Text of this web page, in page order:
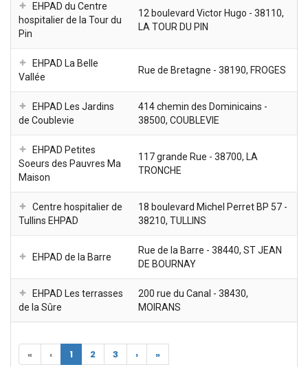
EHPAD du Centre
hospitalier de la Tour du
Pin
12 boulevard Victor Hugo - 38110,
LA TOUR DU PIN
EHPAD La Belle
Vallée
Rue de Bretagne - 38190, FROGES
EHPAD Les Jardins
de Coublevie
414 chemin des Dominicains -
38500, COUBLEVIE
EHPAD Petites
Soeurs des Pauvres Ma
Maison
117 grande Rue - 38700, LA
TRONCHE
Centre hospitalier de
Tullins EHPAD
18 boulevard Michel Perret BP 57 -
38210, TULLINS
EHPAD de la Barre
Rue de la Barre - 38440, ST JEAN
DE BOURNAY
EHPAD Les terrasses
de la Sûre
200 rue du Canal - 38430,
MOIRANS
« ‹ 1 2 3 › »